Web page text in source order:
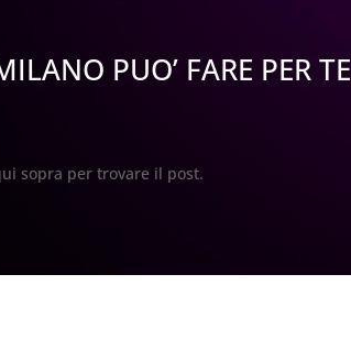
PUO’ FARE PER TE
sopra per trovare il post.